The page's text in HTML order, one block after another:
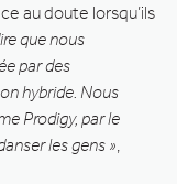
au doute lorsqu’ils
que nous
par des
hybride. Nous
Prodigy, par le
les gens »